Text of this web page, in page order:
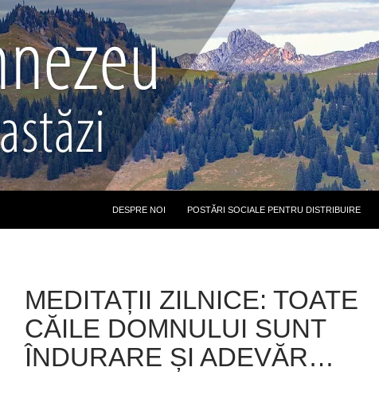
DESPRE NOI POSTĂRI SOCIALE PENTRU DISTRIBUIRE
MEDITAȚII ZILNICE: TOATE
CĂILE DOMNULUI SUNT
ÎNDURARE ȘI ADEVĂR…